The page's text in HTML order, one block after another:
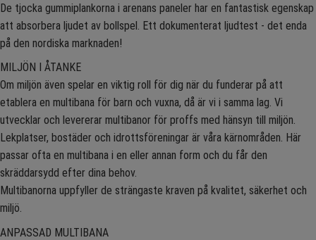
De tjocka gummiplankorna i arenans paneler har en fantastisk egenskap
att absorbera ljudet av bollspel. Ett dokumenterat ljudtest - det enda
på den nordiska marknaden!
MILJÖN I ÅTANKE
Om miljön även spelar en viktig roll för dig när du funderar på att
etablera en multibana för barn och vuxna, då är vi i samma lag. Vi
utvecklar och levererar multibanor för proffs med hänsyn till miljön.
Lekplatser, bostäder och idrottsföreningar är våra kärnområden. Här
passar ofta en multibana i en eller annan form och du får den
skräddarsydd efter dina behov.
Multibanorna uppfyller de strängaste kraven på kvalitet, säkerhet och
miljö.
ANPASSAD MULTIBANA